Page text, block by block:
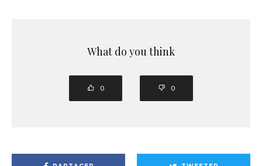
What do you think
0 0